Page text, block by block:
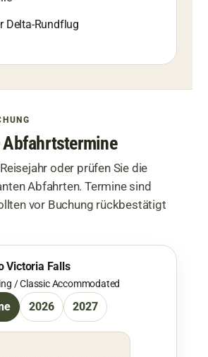
Delta-Rundflug
oder prüfen Sie die
Abfahrten. Termine sind
vor Buchung rückbestätigt
Victoria Falls
/ Classic Accommodated
2026 2027